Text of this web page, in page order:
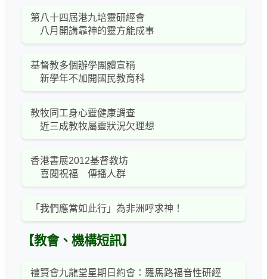
第八十四屆港九培靈研經會
八月開講靠神的靈方能成事
基督教多個辦學團體宣稱
新學年不加開國民教育科
教牧同工身心靈健康調查
近三成教牧屬靈狀況欠理想
香港書展2012基督教坊
喜閱祝福 傳播人群
「我們應當如此行」為非洲呼求神！
【教會、機構短訊】
禮賢會九龍堂星期日約會：羅馬路福音性研經